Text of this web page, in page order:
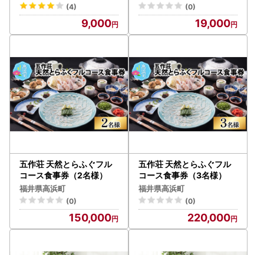
(4)
9,000
(0)
19,000
五作荘 天然とらふぐフル
コース食事券（2名様）
福井県高浜町
(0)
150,000
五作荘 天然とらふぐフル
コース食事券（3名様）
福井県高浜町
(0)
220,000